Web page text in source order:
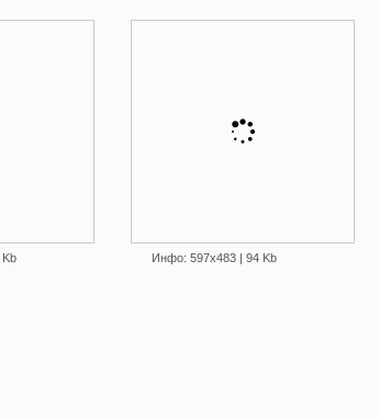
Инфо: 597х483 | 94 Kb